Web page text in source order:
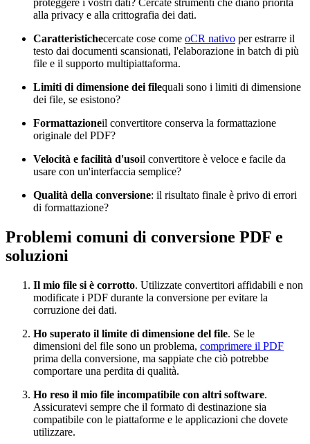
alla privacy e alla crittografia dei dati.
Caratteristichecercate cose come oCR nativo per estrarre il
testo dai documenti scansionati, l'elaborazione in batch di più
file e il supporto multipiattaforma.
Limiti di dimensione dei filequali sono i limiti di dimensione
dei file, se esistono?
Formattazioneil convertitore conserva la formattazione
originale del PDF?
Velocità e facilità d'usoil convertitore è veloce e facile da
usare con un'interfaccia semplice?
Qualità della conversione: il risultato finale è privo di errori
di formattazione?
Problemi comuni di conversione PDF e
soluzioni
Il mio file si è corrotto. Utilizzate convertitori affidabili e non
modificate i PDF durante la conversione per evitare la
corruzione dei dati.
Ho superato il limite di dimensione del file. Se le
dimensioni del file sono un problema, comprimere il PDF
prima della conversione, ma sappiate che ciò potrebbe
comportare una perdita di qualità.
Ho reso il mio file incompatibile con altri software.
Assicuratevi sempre che il formato di destinazione sia
compatibile con le piattaforme e le applicazioni che dovete
utilizzare.